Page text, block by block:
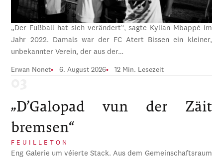
„Der Fußball hat sich verändert“, sagte Kylian Mbappé im
Jahr 2022. Damals war der FC Atert Bissen ein kleiner,
unbekannter Verein, der aus der…
Erwan Nonet 6. August 2026 12 Min. Lesezeit
„D’Galopad vun der Zäit
bremsen“
FEUILLETON
Eng Galerie um véierte Stack. Aus dem Gemeinschaftsraum